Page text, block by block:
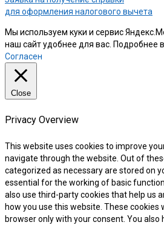
для оформления налогового вычета
Мы используем куки и сервис
наш сайт удобнее для вас. Подробнее в
Согласен
Close
Privacy Overview
This website uses cookies to improve
navigate through the website. Out of
categorized as necessary are stored on
essential for the working of basic
also use third-party cookies that help us
how you use this website. These cookies
browser only with your consent. You